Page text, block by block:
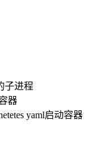
子进程
器
yaml启动容器